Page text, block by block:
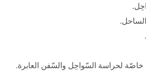
لحراسة السّواحِل والسّفن العابرة.